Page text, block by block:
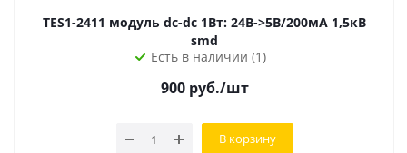
TES1-2411 модуль dc-dc 1Вт: 24В->5В/200мА 1,5кВ
smd
Есть в наличии (1)
900руб./шт
В корзину